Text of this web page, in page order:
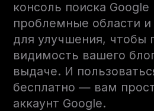
консоль поиска
проблемные области
для улучшения, чтобы
видимость вашего
выдаче. И
бесплатно — вам
аккаунт Google.